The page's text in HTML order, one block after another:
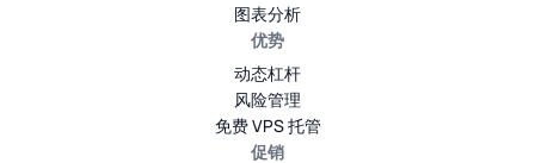
图表分析
优势
动态杠杆
风险管理
免费 VPS 托管
促销